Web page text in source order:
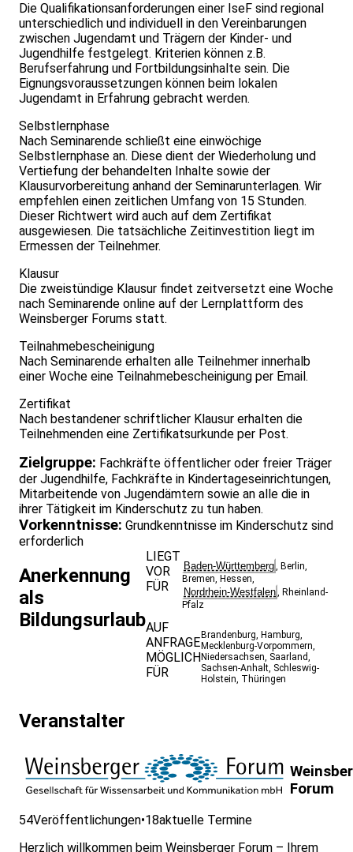
Die Qualifikationsanforderungen einer IseF sind regional
unterschiedlich und individuell in den Vereinbarungen
zwischen Jugendamt und Trägern der Kinder- und
Jugendhilfe festgelegt. Kriterien können z.B.
Berufserfahrung und Fortbildungsinhalte sein. Die
Eignungsvoraussetzungen können beim lokalen
Jugendamt in Erfahrung gebracht werden.
Selbstlernphase
Nach Seminarende schließt eine einwöchige
Selbstlernphase an. Diese dient der Wiederholung und
Vertiefung der behandelten Inhalte sowie der
Klausurvorbereitung anhand der Seminarunterlagen. Wir
empfehlen einen zeitlichen Umfang von 15 Stunden.
Dieser Richtwert wird auch auf dem Zertifikat
ausgewiesen. Die tatsächliche Zeitinvestition liegt im
Ermessen der Teilnehmer.
Klausur
Die zweistündige Klausur findet zeitversetzt eine Woche
nach Seminarende online auf der Lernplattform des
Weinsberger Forums statt.
Teilnahmebescheinigung
Nach Seminarende erhalten alle Teilnehmer innerhalb
einer Woche eine Teilnahmebescheinigung per Email.
Zertifikat
Nach bestandener schriftlicher Klausur erhalten die
Teilnehmenden eine Zertifikatsurkunde per Post.
Zielgruppe: Fachkräfte öffentlicher oder freier Träger
der Jugendhilfe, Fachkräfte in Kindertageseinrichtungen,
Mitarbeitende von Jugendämtern sowie an alle die in
ihrer Tätigkeit im Kinderschutz zu tun haben.
Vorkenntnisse: Grundkenntnisse im Kinderschutz sind
erforderlich
Anerkennung
als
Bildungsurlaub
LIEGT
VOR
FÜR
Baden-Württemberg, Berlin,
Bremen, Hessen,
Nordrhein-Westfalen, Rheinland-
Pfalz
AUF
ANFRAGE
MÖGLICH
FÜR
Brandenburg, Hamburg,
Mecklenburg-Vorpommern,
Niedersachsen, Saarland,
Sachsen-Anhalt, Schleswig-
Holstein, Thüringen
Veranstalter
Forum
54Veröffentlichungen•18aktuelle Termine
Herzlich willkommen beim Weinsberger Forum – Ihrem